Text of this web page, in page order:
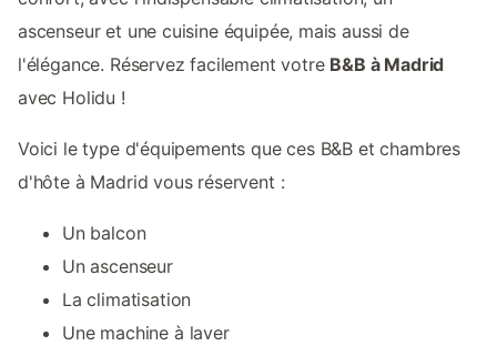
ascenseur et une cuisine équipée, mais aussi de
l'élégance. Réservez facilement votre B&B à Madrid
avec Holidu !
Voici le type d'équipements que ces B&B et chambres
d'hôte à Madrid vous réservent :
Un balcon
Un ascenseur
La climatisation
Une machine à laver